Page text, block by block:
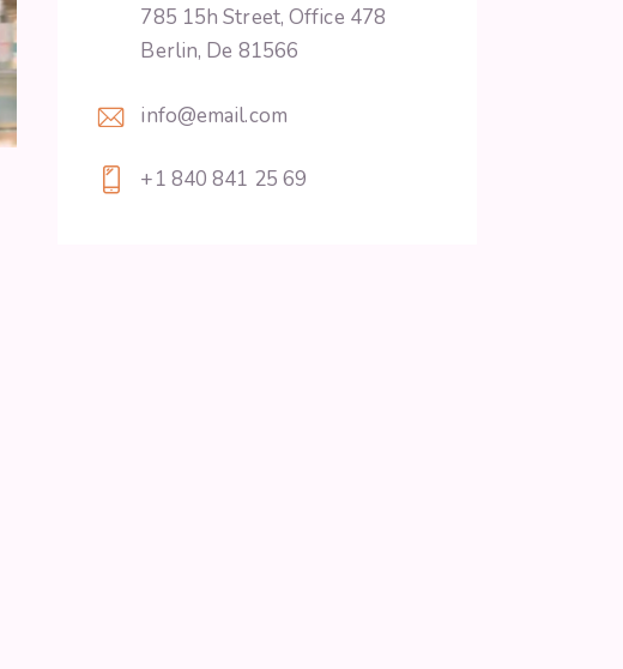
785 15h Street, Office 478
Berlin, De 81566
info@email.com
+1 840 841 25 69